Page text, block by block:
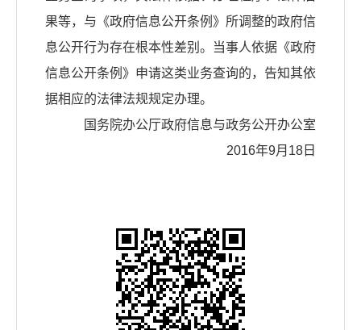
果等，与《政府信息公开条例》所调整的政府信
息公开行为存在根本性差别。当事人依据《政府
信息公开条例》申请这类业务查询的，告知其依
据相应的法律法规规定办理。
国务院办公厅政府信息与政务公开办公室
2016年9月18日